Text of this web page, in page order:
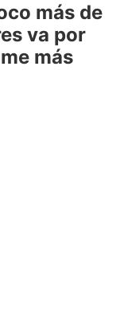
más de
va por
más